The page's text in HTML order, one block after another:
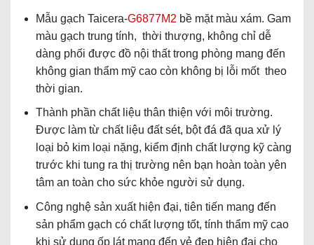
Mẫu gạch Taicera-G6877M2 bề mặt màu xám. Gam
màu gạch trung tính, thời thượng, không chỉ dễ
dàng phối được đồ nội thất trong phòng mang đến
không gian thẩm mỹ cao còn không bị lỗi mốt theo
thời gian.
Thành phần chất liệu thân thiện với môi trường.
Được làm từ chất liệu đất sét, bột đá đã qua xử lý
loại bỏ kim loại nặng, kiểm định chất lượng kỹ càng
trước khi tung ra thị trường nên bạn hoàn toàn yên
tâm an toàn cho sức khỏe người sử dụng.
Công nghệ sản xuất hiện đại, tiên tiến mang đến
sản phẩm gạch có chất lượng tốt, tính thẩm mỹ cao
khi sử dụng ốp lát mang đến vẻ đẹp hiện đại cho